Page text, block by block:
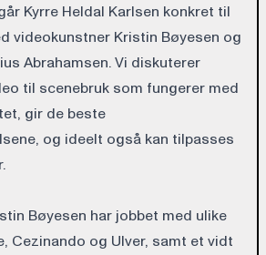
Kyrre Heldal Karlsen konkret til
videokunstner Kristin Bøyesen og
Abrahamsen. Vi diskuterer
til scenebruk som fungerer med
gir de beste
og ideelt også kan tilpasses
Bøyesen har jobbet med ulike
Cezinando og Ulver, samt et vidt